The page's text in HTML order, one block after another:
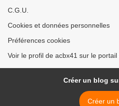
C.G.U.
Cookies et données personnelles
Préférences cookies
Voir le profil de acbx41 sur le portail
Créer un blog
Créer un